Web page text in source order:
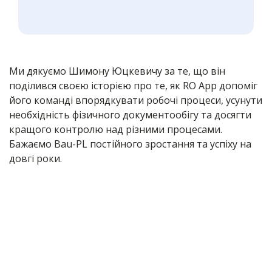
Ми дякуємо Шимону Юцкевичу за те, що він
поділився своєю історією про те, як RO App допоміг
його команді впорядкувати робочі процеси, усунути
необхідність фізичного документообігу та досягти
кращого контролю над різними процесами.
Бажаємо Bau-PL постійного зростання та успіху на
довгі роки.